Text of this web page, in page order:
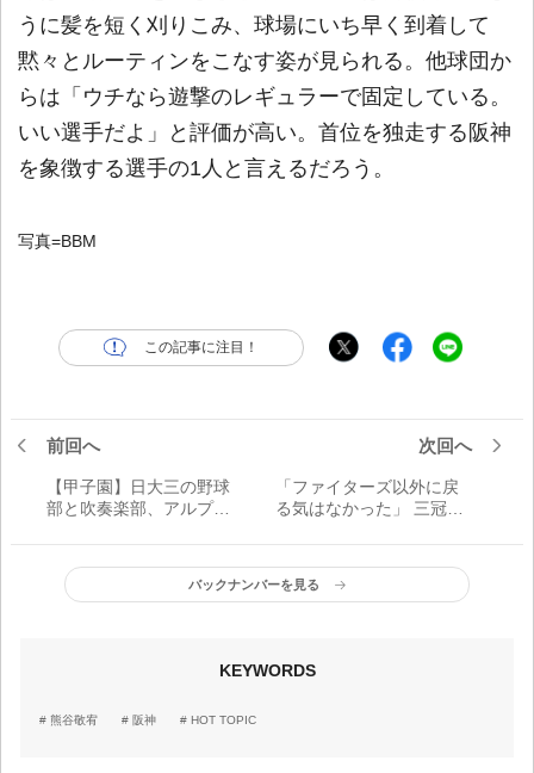
うに髪を短く刈りこみ、球場にいち早く到着して
黙々とルーティンをこなす姿が見られる。他球団か
らは「ウチなら遊撃のレギュラーで固定している。
いい選手だよ」と評価が高い。首位を独走する阪神
を象徴する選手の1人と言えるだろう。
写真=BBM
この記事に注目！
前回へ
【甲子園】日大三の野球
部と吹奏楽部、アルプス
た応援部隊は一心同体
次回へ
「ファイターズ以外に戻
る気はなかった」 三冠王
バックナンバーを見る
KEYWORDS
熊谷敬宥 阪神 HOT TOPIC